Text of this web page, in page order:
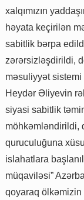
xalqımızın
həyata keçirilən
sabitlik bərpa
zərərsizləşdirildi,
məsuliyyət sistemi
Heydər Əliyevin
siyasi sabitlik
möhkəmləndirildi,
quruculuğuna
islahatlara
müqaviləsi”
qoyaraq ölkəmizin